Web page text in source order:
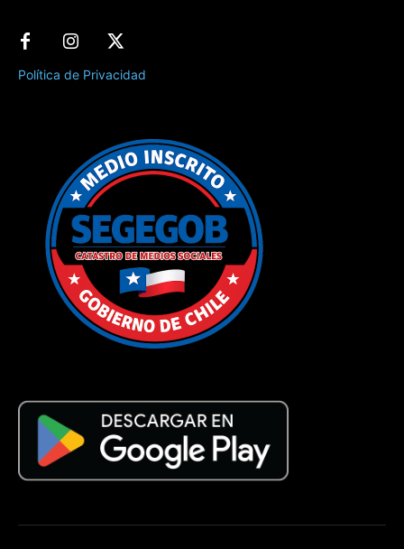
Política de Privacidad